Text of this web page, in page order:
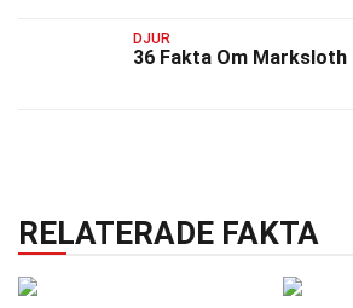
DJUR
36 Fakta Om Marksloth
RELATERADE FAKTA